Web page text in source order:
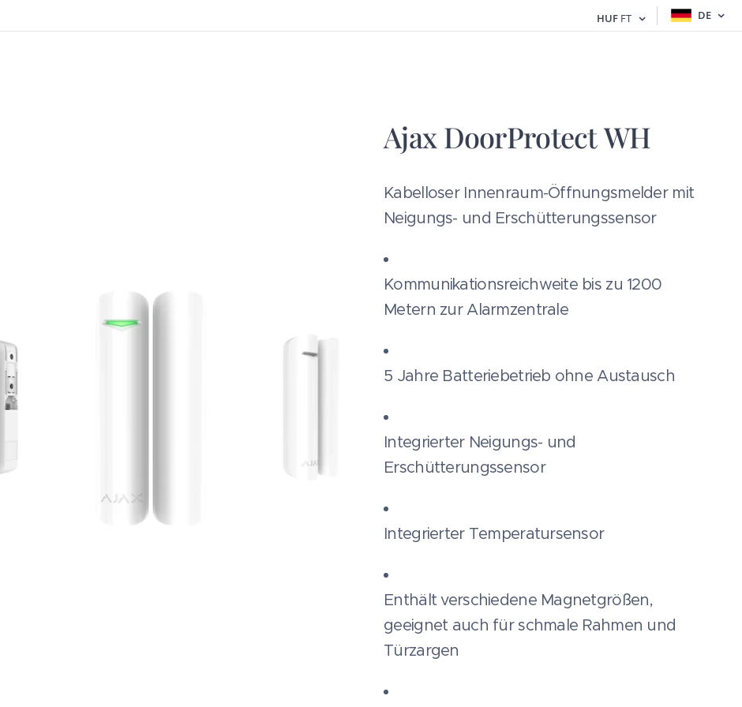
HUF FT DE
Ajax DoorProtect WH
Kabelloser Innenraum-Öffnungsmelder mit
Neigungs- und Erschütterungssensor
Kommunikationsreichweite bis zu 1200
Metern zur Alarmzentrale
5 Jahre Batteriebetrieb ohne Austausch
Integrierter Neigungs- und
Erschütterungssensor
Integrierter Temperatursensor
Enthält verschiedene Magnetgrößen,
geeignet auch für schmale Rahmen und
Türzargen